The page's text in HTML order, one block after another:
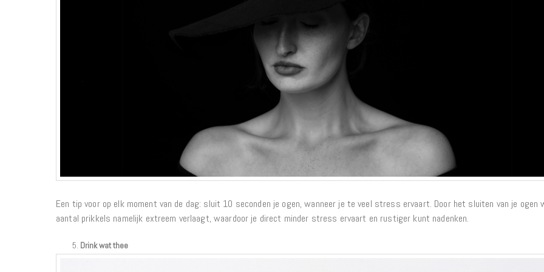
Een tip voor op elk moment van de dag: sluit 10 seconden je ogen, wanneer je te veel stress ervaart. Door het sluiten van je ogen
aantal prikkels namelijk extreem verlaagt, waardoor je direct minder stress ervaart en rustiger kunt nadenken.
Drink wat thee